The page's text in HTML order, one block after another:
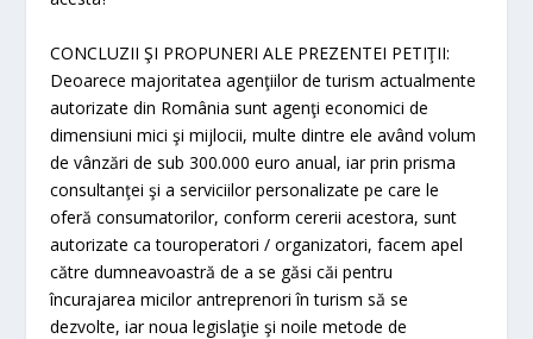
CONCLUZII ŞI PROPUNERI ALE PREZENTEI PETIŢII:
Deoarece majoritatea agenţiilor de turism actualmente
autorizate din România sunt agenţi economici de
dimensiuni mici şi mijlocii, multe dintre ele având volum
de vânzări de sub 300.000 euro anual, iar prin prisma
consultanţei şi a serviciilor personalizate pe care le
oferă consumatorilor, conform cererii acestora, sunt
autorizate ca touroperatori / organizatori, facem apel
către dumneavoastră de a se găsi căi pentru
încurajarea micilor antreprenori în turism să se
dezvolte, iar noua legislaţie şi noile metode de